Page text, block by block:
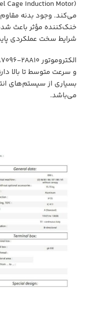
می‌کند. وجود بدنه
خنک‌کننده مؤثر باعث
شرایط سخت عملکردی
و سرعت متوسط تا بالا
بسیاری از سیستم‌های
می‌باشد.